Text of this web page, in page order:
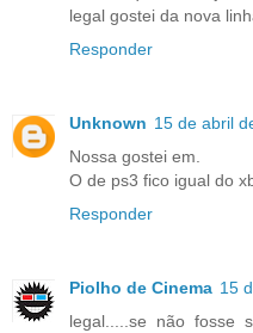
legal gostei da nova
Responder
Unknown 15 de abril
Nossa gostei em.
O de ps3 fico igual do
Responder
Piolho de Cinema 15
legal.....se não fosse